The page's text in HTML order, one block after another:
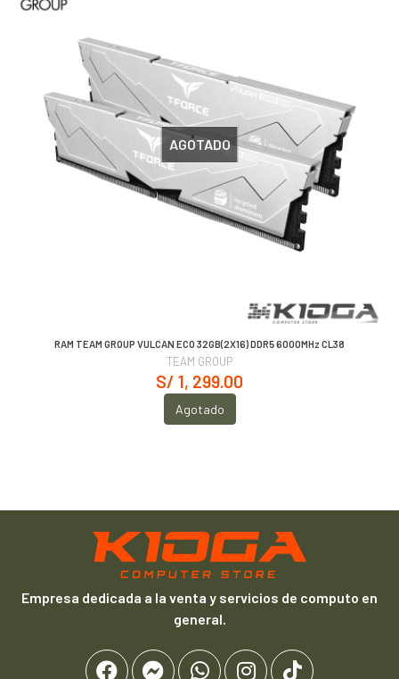
AGOTADO
RAM TEAM GROUP VULCAN ECO 32GB(2X16) DDR5 6000MHz CL38
TEAM GROUP
S/ 1, 299.00
Agotado
Empresa dedicada a la venta y servicios de computo en
general.